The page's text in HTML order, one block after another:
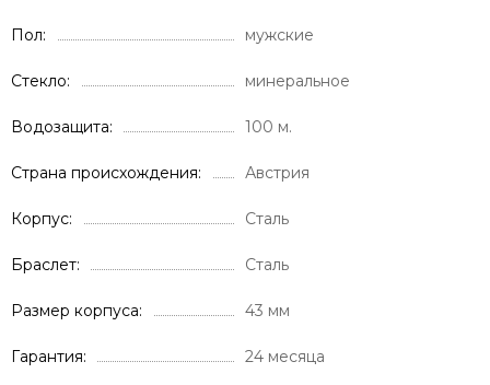
Пол мужские
Стекло минеральное
Водозащита 100 м.
Страна происхождения Австрия
Корпус Сталь
Браслет Сталь
Размер корпуса 43 мм
Гарантия 24 месяца